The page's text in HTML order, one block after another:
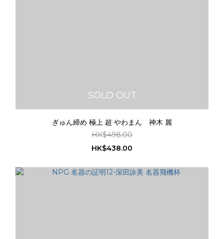
SOLD OUT
ぎゅん締め 極上 超 やわまん 神木 麗
HK$498.00
HK$438.00